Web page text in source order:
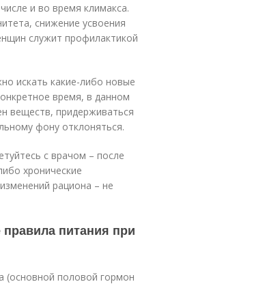
и во время климакса.
снижение усвоения
служит профилактикой
искать какие-либо новые
время, в данном
веществ, придерживаться
фону отклоняться.
с врачом – после
хронические
рациона – не
питания при
(основной половой гормон